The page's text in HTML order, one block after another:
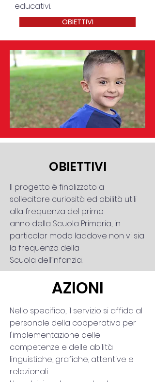
educativi.
OBIETTIVI
LA STRUTTURA
OBIETTIVI
Il progetto è finalizzato a
sollecitare curiosità ed abilità utili
alla frequenza del primo
anno della Scuola Primaria, in
particolar modo laddove non vi sia
la frequenza della
Scuola dell’Infanzia.
AZIONI
Nello specifico, il servizio si affida al
personale della cooperativa per
l'implementazione delle
competenze e delle abilità
linguistiche, grafiche, attentive e
relazionali.